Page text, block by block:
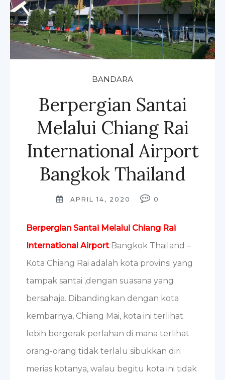
BANDARA
Berpergian Santai
Melalui Chiang Rai
International Airport
Bangkok Thailand
APRIL 14, 2020 0
Berpergian Santai Melalui Chiang Rai
International Airport Bangkok Thailand –
Kota Chiang Rai adalah kota provinsi yang
tampak santai ,dengan suasana yang
bersahaja. Dibandingkan dengan kota
kembarnya, Chiang Mai, kota ini terlihat
lebih bergerak perlahan di mana terlihat
orang-orang tidak terlalu sibukkan diri
merias kotanya, walau begitu kota ini tidak